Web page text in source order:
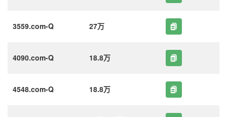
3559.com-Q 27万
4090.com-Q 18.8万
4548.com-Q 18.8万